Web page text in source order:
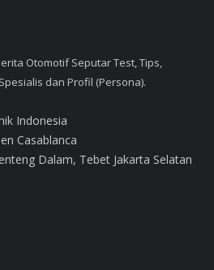
Otomotif Seputar Test, Tips,
dan Profil (Persona).
Indonesia
Casablanca
Dalam, Tebet Jakarta Selatan